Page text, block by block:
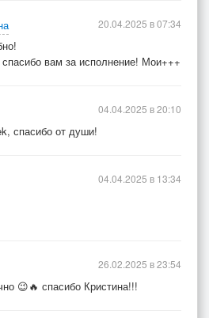
воле
track
фраз кружится голова
почему
наверно ты не та
нам обманывать себя
ответ
вам за исполнение! Мои+++
20.04.2025 в 07:34
спасибо от души!
04.04.2025 в 20:10
04.04.2025 в 13:34
😉🔥 спасибо Кристина!!!
26.02.2025 в 23:54